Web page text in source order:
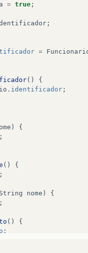
= true ;
;
=
()
{
. identificador ;
)
{
;
()
{
;
String nome )
{
;
()
{
;